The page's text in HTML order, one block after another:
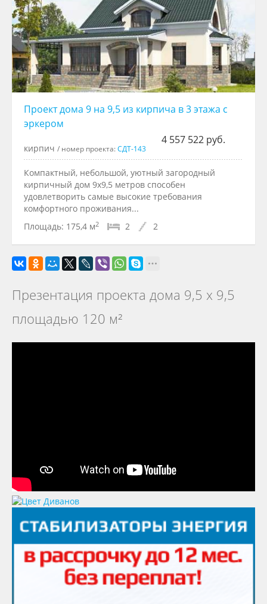
Проект дома 9 на 9,5 из кирпича в 3 этажа с
эркером
4 557 522 руб.
кирпич / номер проекта:СДТ-143
Компактный, небольшой, уютный загородный
кирпичный дом 9х9,5 метров способен
удовлетворить самые высокие требования
комфортного проживания...
Площадь: 175,4 м2 2 2
Презентация проекта дома 9,5 х 9,5
площадью 120 м²